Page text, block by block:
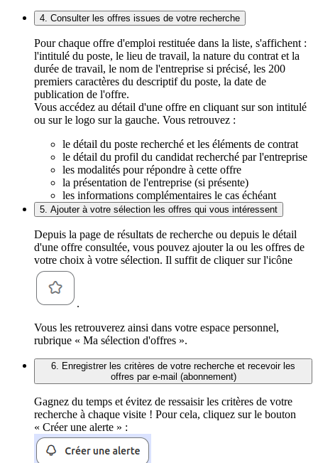
4. Consulter les offres issues de votre recherche
Pour chaque offre d'emploi restituée dans la liste, s'affichent :
l'intitulé du poste, le lieu de travail, la nature du contrat et la
durée de travail, le nom de l'entreprise si précisé, les 200
premiers caractères du descriptif du poste, la date de
publication de l'offre.
Vous accédez au détail d'une offre en cliquant sur son intitulé
ou sur le logo sur la gauche. Vous retrouvez :
le détail du poste recherché et les éléments de contrat
le détail du profil du candidat recherché par l'entreprise
les modalités pour répondre à cette offre
la présentation de l'entreprise (si présente)
les informations complémentaires le cas échéant
5. Ajouter à votre sélection les offres qui vous intéressent
Depuis la page de résultats de recherche ou depuis le détail
d'une offre consultée, vous pouvez ajouter la ou les offres de
votre choix à votre sélection. Il suffit de cliquer sur l'icône
.
Vous les retrouverez ainsi dans votre espace personnel,
rubrique « Ma sélection d'offres ».
6. Enregistrer les critères de votre recherche et recevoir les
offres par e-mail (abonnement)
Gagnez du temps et évitez de ressaisir les critères de votre
recherche à chaque visite ! Pour cela, cliquez sur le bouton
« Créer une alerte » :